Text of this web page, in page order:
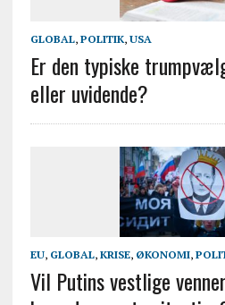
GLOBAL, POLITIK, USA
Er den typiske
eller uvidende?
EU, GLOBAL, KRISE, ØKONOMI,
Vil Putins vestlige